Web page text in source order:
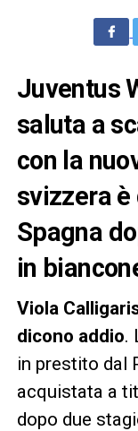
Juventus
saluta a
con la
svizzera
Spagna
in
Viola
dicono addio.
in prestito dal
acquistata a
dopo due